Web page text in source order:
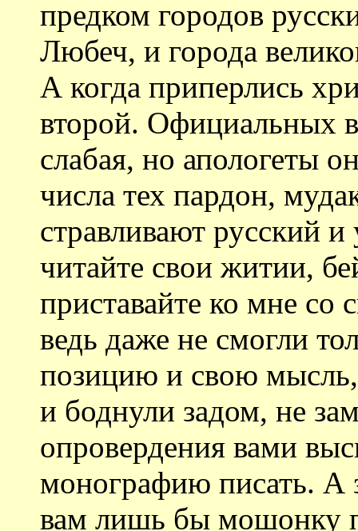
предком городов
Любеч, и города
А когда приперлись
второй. Официальных
слабая, но апологеты
числа тех пардон,
стравливают русский
читайте свои житии,
приставайте ко мне
ведь даже не смогли
позицию и свою
и боднули задом, не
опровердения вами
монографию писать. А
вам лишь бы мошонку